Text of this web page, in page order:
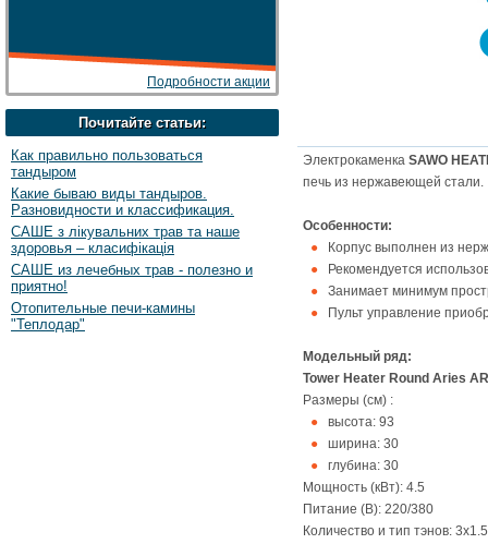
Подробности акции
Почитайте статьи:
Как правильно пользоваться
тандыром
Какие бываю виды тандыров.
Разновидности и классификация.
САШЕ з лікувальних трав та наше
здоровья – класифікація
САШЕ из лечебных трав - полезно и
приятно!
Отопительные печи-камины
"Теплодар"
Электрокаменка SAWO
печь из нержавеющей стали.
Особенности:
Корпус выполнен из
Рекомендуется
Занимает минимум
Пульт управление
Модельный ряд:
Tower Heater Round Aries
Размеры (см) :
высота: 93
ширина: 30
глубина: 30
Мощность (кВт): 4.5
Питание (В): 220/380
Количество и тип тэнов: